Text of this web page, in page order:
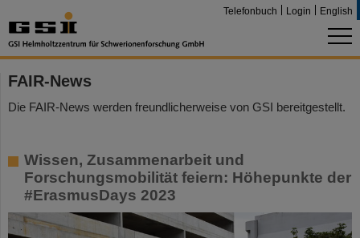
Telefonbuch Login English
FAIR-News
Die FAIR-News werden freundlicherweise von GSI bereitgestellt.
Wissen, Zusammenarbeit und
Forschungsmobilität feiern: Höhepunkte der
#ErasmusDays 2023